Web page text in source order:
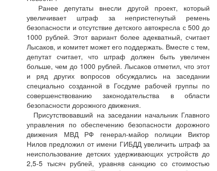
Ранее депутаты внесли другой проект, который
увеличивает штраф за непристегнутый ремень
безопасности и отсутствие детского автокресла с 500 до
1000 рублей. Этот вариант более адекватный, считает
Лысаков, и комитет может его поддержать. Вместе с тем,
депутат считает, что штраф должен быть увеличен
больше, чем до 1000 рублей. Лысаков отметил, что этот
и ряд других вопросов обсуждались на заседании
специально созданной в Госдуме рабочей группы по
совершенствованию законодательства в области
безопасности дорожного движения.
Присутствовавший на заседании начальник Главного
управления по обеспечению безопасности дорожного
движения МВД РФ генерал-майор полиции Виктор
Нилов предложил от имени ГИБДД увеличить штраф за
неиспользование детских удерживающих устройств до
2,5-5 тысяч рублей, уравняв санкцию со стоимостью